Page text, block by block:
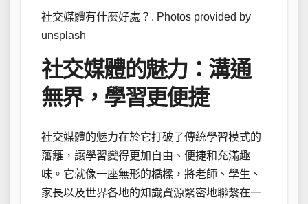
社交媒體有什麼好處？. Photos provided by
unsplash
社交媒體的魅力：溝通
無界，學習更便捷
社交媒體的魅力在於它打破了傳統學習模式的
藩籬，讓學習變得更加自由、便捷和充滿趣
味。它就像一座無形的橋樑，將老師、學生、
家長以及世界各地的知識資源緊密地聯繫在一